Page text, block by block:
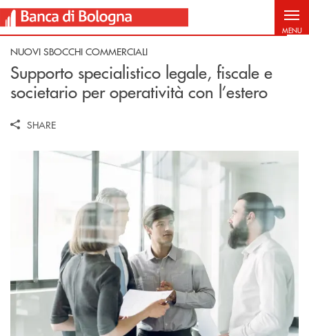
Salta al contenuto principale
MENU
NUOVI SBOCCHI COMMERCIALI
Supporto specialistico legale, fiscale e
societario per operatività con l’estero
SHARE